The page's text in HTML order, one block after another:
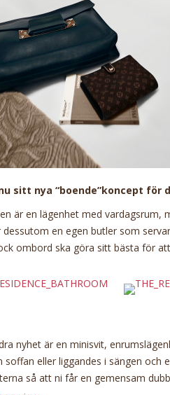
sitt nya “boende”koncept för
är en lägenhet med
en egen butler som
ombord ska göra sitt bästa för
nyhet är en minisvit,
eller liggandes i sängen och
så att ni får en gemensam